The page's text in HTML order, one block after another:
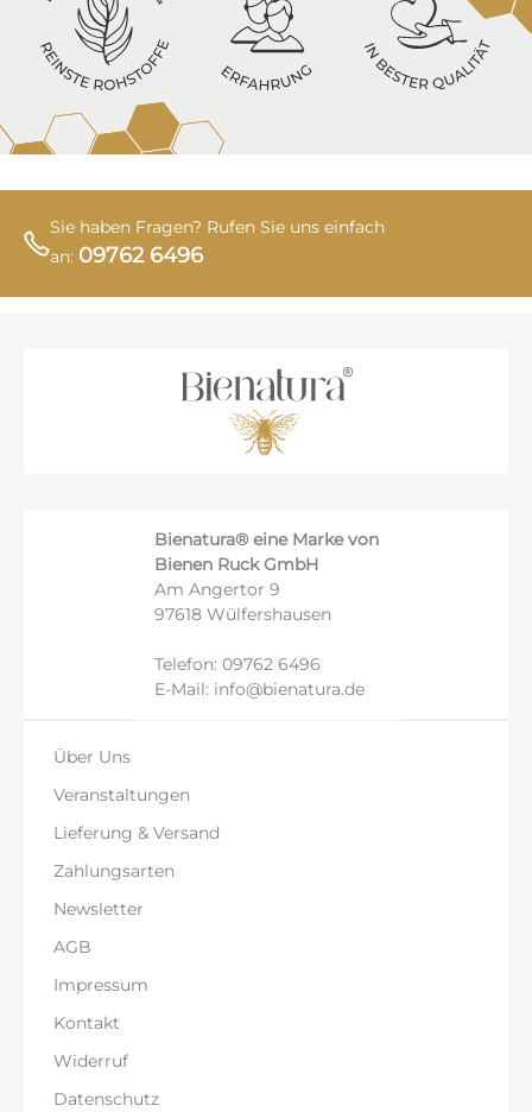
Sie haben Fragen? Rufen Sie uns einfach
an: 09762 6496
Bienatura® eine Marke von
Bienen Ruck GmbH
Am Angertor 9
97618 Wülfershausen
Telefon: 09762 6496
E-Mail: info@bienatura.de
Über Uns
AGB
Veranstaltungen
Impressum
Lieferung & Versand
Kontakt
Zahlungsarten
Widerruf
Newsletter
Datenschutz